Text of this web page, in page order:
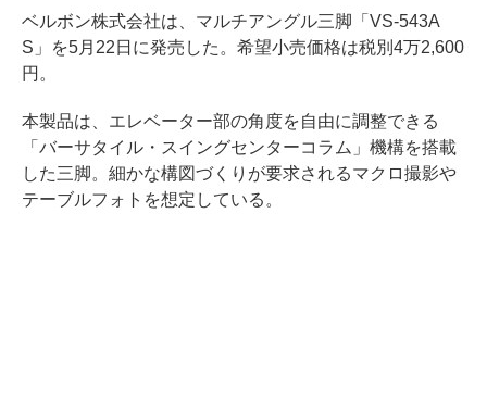
ベルボン株式会社は、マルチアングル三脚「VS-543A
S」を5月22日に発売した。希望小売価格は税別4万2,600
円。
本製品は、エレベーター部の角度を自由に調整できる
「バーサタイル・スイングセンターコラム」機構を搭載
した三脚。細かな構図づくりが要求されるマクロ撮影や
テーブルフォトを想定している。